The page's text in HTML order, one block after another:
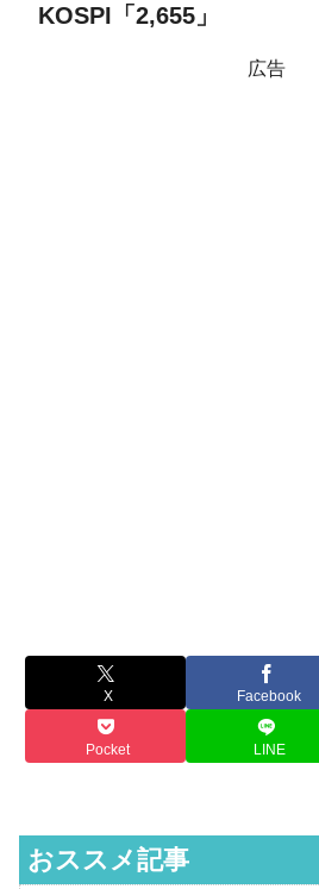
KOSPI「2,655」
広告
X Facebook
Pocket LINE
おススメ記事